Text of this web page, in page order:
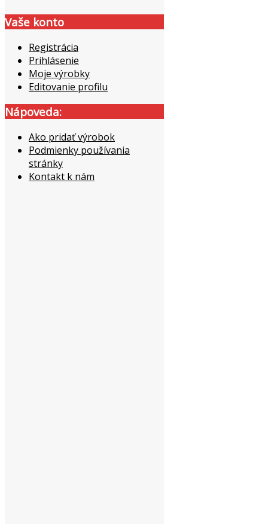
Vaše konto
Registrácia
Prihlásenie
Moje výrobky
Editovanie profilu
Nápoveda:
Ako pridať výrobok
Podmienky používania
stránky
Kontakt k nám